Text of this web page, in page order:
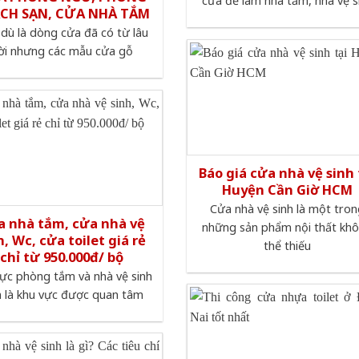
SẠN, CỬA NHÀ TẮM
là dòng cửa đã có từ lâu
nhưng các mẫu cửa gỗ
Báo giá cửa nhà vệ
Huyện Cần Giờ HCM
Cửa nhà vệ sinh là một
những sản phẩm nội thất
thể thiếu
nhà tắm, cửa nhà vệ
Wc, cửa toilet giá rẻ
chỉ từ 950.000đ/ bộ
phòng tắm và nhà vệ sinh
là khu vực được quan tâm